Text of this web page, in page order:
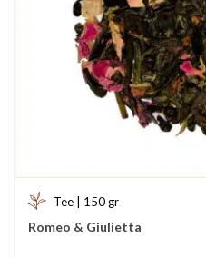
Tee | 150 gr
Romeo & Giulietta